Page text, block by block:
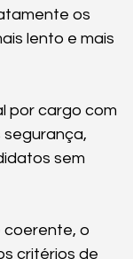
os
lento e mais
por cargo com
segurança,
sem
coerente, o
critérios de